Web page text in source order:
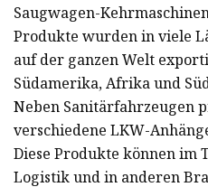
Saugwagen-
Produkte wurden in viele
auf der ganzen Welt
Südamerika, Afrika und
Neben Sanitärfahrzeugen
verschiedene LKW-
Diese Produkte können im
Logistik und in anderen